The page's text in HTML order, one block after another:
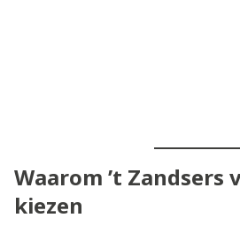
Waarom ’t Zandsers
kiezen